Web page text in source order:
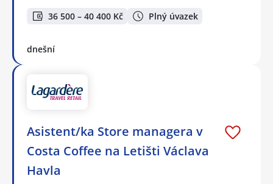
36 500 – 40 400 Kč Plný úvazek
dnešní
Asistent/ka Store managera v
Costa Coffee na Letišti Václava
Havla